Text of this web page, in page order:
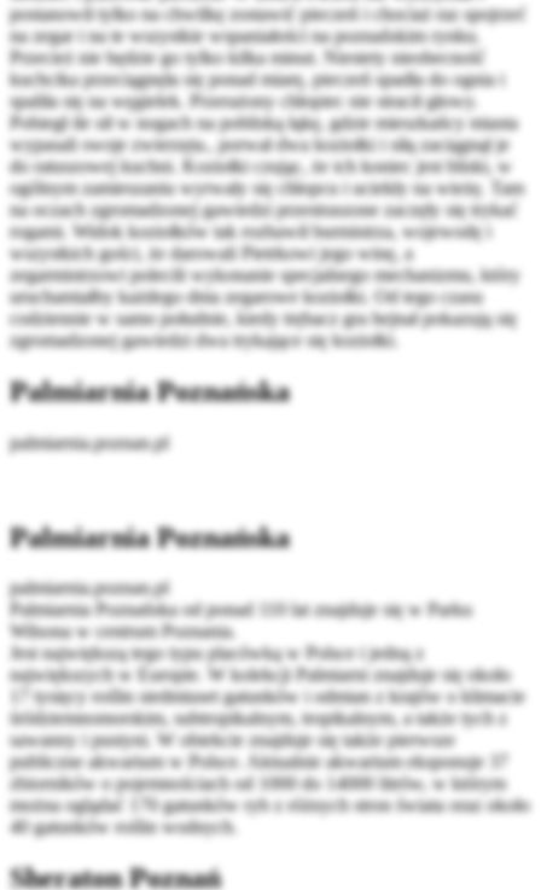
postanowił tylko na chwilkę zostawić pieczeń i chociaż raz spojrzeć
na zegar i na te wszystkie wspaniałości na poznańskim rynku.
Przecież nie będzie go tylko kilka minut. Niestety nieobecność
kuchcika przeciągnęła się ponad miarę, pieczeń spadła do ognia i
spaliła się na węgielek. Przerażony chłopiec nie stracił głowy.
Pobiegł ile sił w nogach na pobliską łąkę, gdzie mieszkańcy miasta
wypasali swoje zwierzęta., porwał dwa koziołki i siłą zaciągnął je
do ratuszowej kuchni. Koziołki czując, że ich koniec jest bliski, w
ogólnym zamieszaniu wyrwały się chłopcu i uciekły na wieżę. Tam
na oczach zgromadzonej gawiedzi przestraszone zaczęły się trykać
rogami. Widok koziołków tak rozbawił burmistrza, wojewodę i
wszystkich gości, że darowali Pietrkowi jego winę, a
zegarmistrzowi polecili wykonanie specjalnego mechanizmu, który
uruchamiałby każdego dnia zegarowe koziołki. Od tego czasu
codziennie w samo południe, kiedy trębacz gra hejnał pokazują się
zgromadzonej gawiedzi dwa trykające się koziołki.
Palmiarnia Poznańska
palmiarnia.poznan.pl
Palmiarnia Poznańska
palmiarnia.poznan.pl
Palmiarnia Poznańska od ponad 110 lat znajduje się w Parku
Wilsona w centrum Poznania.
Jest największą tego typu placówką w Polsce i jedną z
największych w Europie. W kolekcji Palmiarni znajduje się około
17 tysięcy roślin siedmiuset gatunków i odmian z krajów o klimacie
śródziemnomorskim, subtropikalnym, tropikalnym, a także tych z
sawanny i pustyni. W obiekcie znajduje się także pierwsze
publiczne akwarium w Polsce. Aktualnie akwarium eksponuje 37
zbiorników o pojemnościach od 1000 do 14000 litrów, w którym
można oglądać 170 gatunków ryb z różnych stron świata oraz około
40 gatunków roślin wodnych.
Sheraton Poznań